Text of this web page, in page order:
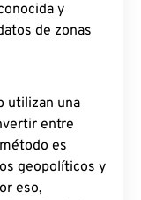
y
de zonas
utilizan una
entre
es
geopolíticos y
eso,